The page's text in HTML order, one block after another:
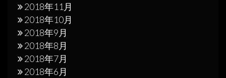
2018年11月
2018年10月
2018年9月
2018年8月
2018年7月
2018年6月